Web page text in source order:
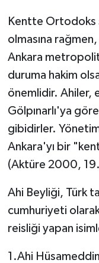
Kentte Ortodoks
olmasına
Ankara
duruma hakim
önemlidir. Ahiler,
Gölpınarlı'ya
gibidirler.
Ankara'yı bir
(Aktüre 2000,
Ahi Beyliği, Türk
cumhuriyeti
reisliği yapan
1.Ahi